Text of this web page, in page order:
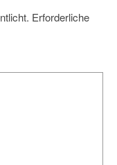
Erforderliche